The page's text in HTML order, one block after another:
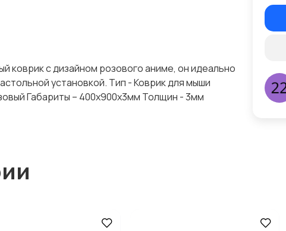
коврик с дизайном розового аниме, он идеально
установкой. Тип - Коврик для мыши
Габариты – 400x900х3мм Толщин - 3мм